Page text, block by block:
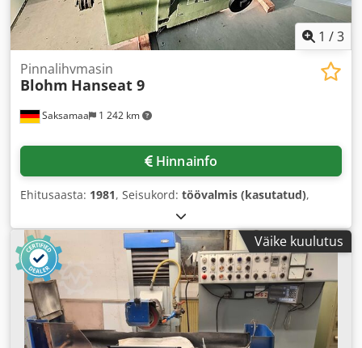
1 /3
Saksamaa 1 242 km
Pinnalihvmasin
Blohm Hanseat 9
Hinnainfo
Ehitusaasta: 1981, Seisukord: töövalmis (kasutatud),
Väike kuulutus